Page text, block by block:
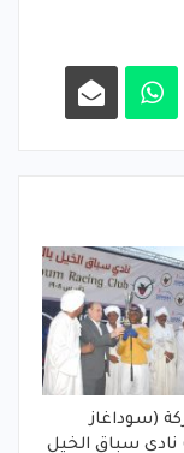
(سوداغاز
نادي سباق الخيل